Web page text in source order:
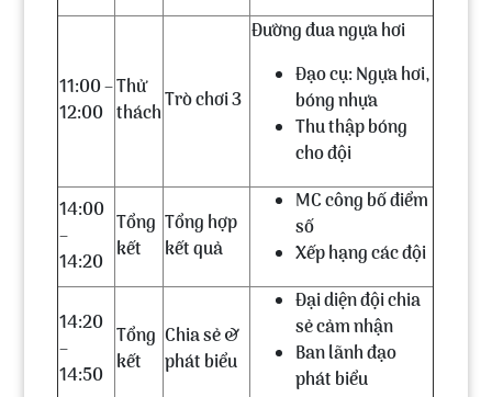
11:00 –
12:00
Thử
tháchTrò chơi 3
Đường đua ngựa hơi
Đạo cụ: Ngựa hơi,
bóng nhựa
Thu thập bóng
cho đội
14:00
–
14:20
Tổng
kết
Tổng hợp
kết quả
MC công bố điểm
số
Xếp hạng các đội
14:20
–
14:50
Tổng
kết
Chia sẻ &
phát biểu
Đại diện đội chia
sẻ cảm nhận
Ban lãnh đạo
phát biểu